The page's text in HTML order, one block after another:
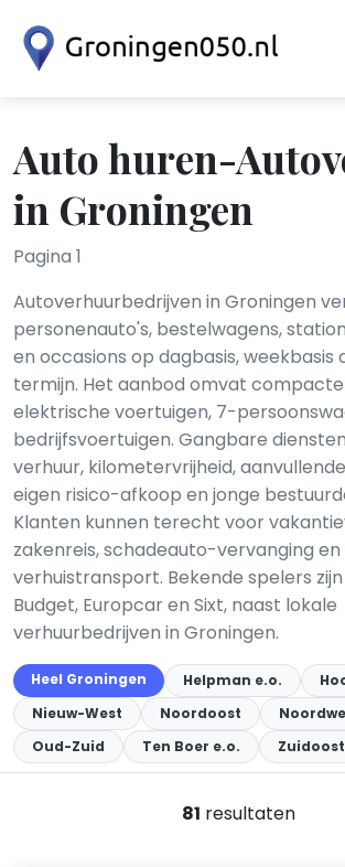
Auto huren-
in Groningen
Pagina 1
Autoverhuurbedrijven in Groningen
personenauto's, bestelwagens,
en occasions op dagbasis, weekbasis
termijn. Het aanbod omvat
elektrische voertuigen, 7-
bedrijfsvoertuigen. Gangbare
verhuur, kilometervrijheid,
eigen risico-afkoop en jonge
Klanten kunnen terecht voor
zakenreis, schadeauto-vervanging en
verhuistransport. Bekende spelers zijn
Budget, Europcar en Sixt, naast lokale
verhuurbedrijven in Groningen.
Heel Groningen Helpman e.o.
Nieuw-West
Noordoost
Oud-Zuid
Ten Boer e.o. Zuidoost
81 resultaten